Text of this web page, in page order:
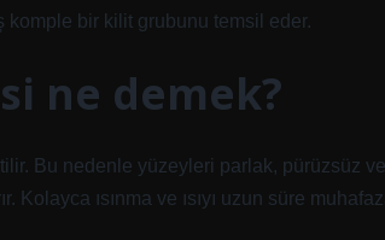
komple bir kilit grubunu temsil eder.
ne demek?
Bu nedenle yüzeyleri parlak, pürüzsüz
Kolayca ısınma ve ısıyı uzun süre